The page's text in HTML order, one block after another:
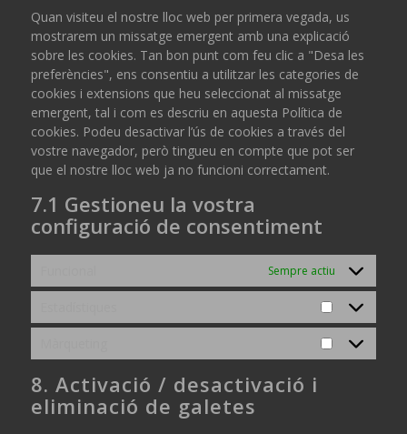
Quan visiteu el nostre lloc web per primera vegada, us
mostrarem un missatge emergent amb una explicació
sobre les cookies. Tan bon punt com feu clic a "Desa les
preferències", ens consentiu a utilitzar les categories de
cookies i extensions que heu seleccionat al missatge
emergent, tal i com es descriu en aquesta Política de
cookies. Podeu desactivar l’ús de cookies a través del
vostre navegador, però tingueu en compte que pot ser
que el nostre lloc web ja no funcioni correctament.
7.1 Gestioneu la vostra
configuració de consentiment
Sempre actiu
Màrqueting
8. Activació / desactivació i
eliminació de galetes